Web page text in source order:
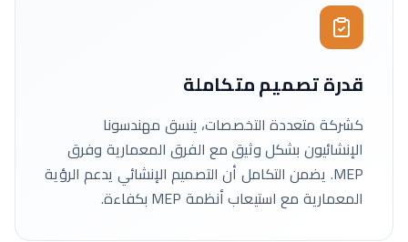
قدرة تصميم متكاملة
كشركة متعددة التخصصات، ينسق مهندسونا
الإنشائيون بشكل وثيق مع الفرق المعمارية وفرق
MEP. يضمن التكامل أن التصميم الإنشائي يدعم الرؤية
المعمارية مع استيعاب أنظمة MEP بكفاءة.